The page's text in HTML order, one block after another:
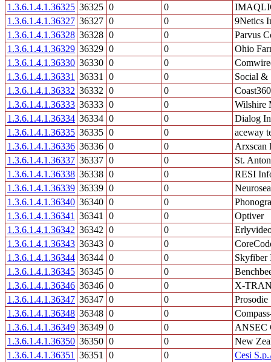
1.3.6.1.4.1.36325 36325 0 0
1.3.6.1.4.1.36327 36327 0 0
9Netics
1.3.6.1.4.1.36328 36328 0 0
Parvus
1.3.6.1.4.1.36329 36329 0 0
Ohio
1.3.6.1.4.1.36330 36330 0 0
1.3.6.1.4.1.36331 36331 0 0
Social &
1.3.6.1.4.1.36332 36332 0 0
1.3.6.1.4.1.36333 36333 0 0
Wilshire
1.3.6.1.4.1.36334 36334 0 0
Dialog
1.3.6.1.4.1.36335 36335 0 0
aceway
1.3.6.1.4.1.36336 36336 0 0
Arxscan
1.3.6.1.4.1.36337 36337 0 0
St.
1.3.6.1.4.1.36338 36338 0 0
RESI
1.3.6.1.4.1.36339 36339 0 0
1.3.6.1.4.1.36340 36340 0 0
1.3.6.1.4.1.36341 36341 0 0
Optiver
1.3.6.1.4.1.36342 36342 0 0
1.3.6.1.4.1.36343 36343 0 0
1.3.6.1.4.1.36344 36344 0 0
Skyfiber
1.3.6.1.4.1.36345 36345 0 0
1.3.6.1.4.1.36346 36346 0 0
X-
1.3.6.1.4.1.36347 36347 0 0
Prosodie
1.3.6.1.4.1.36348 36348 0 0
1.3.6.1.4.1.36349 36349 0 0
ANSEC
1.3.6.1.4.1.36350 36350 0 0
New
1.3.6.1.4.1.36351 36351 0 0
Cesi